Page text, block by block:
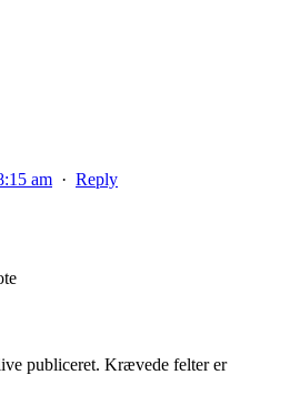
am · Reply
publiceret. Krævede felter er